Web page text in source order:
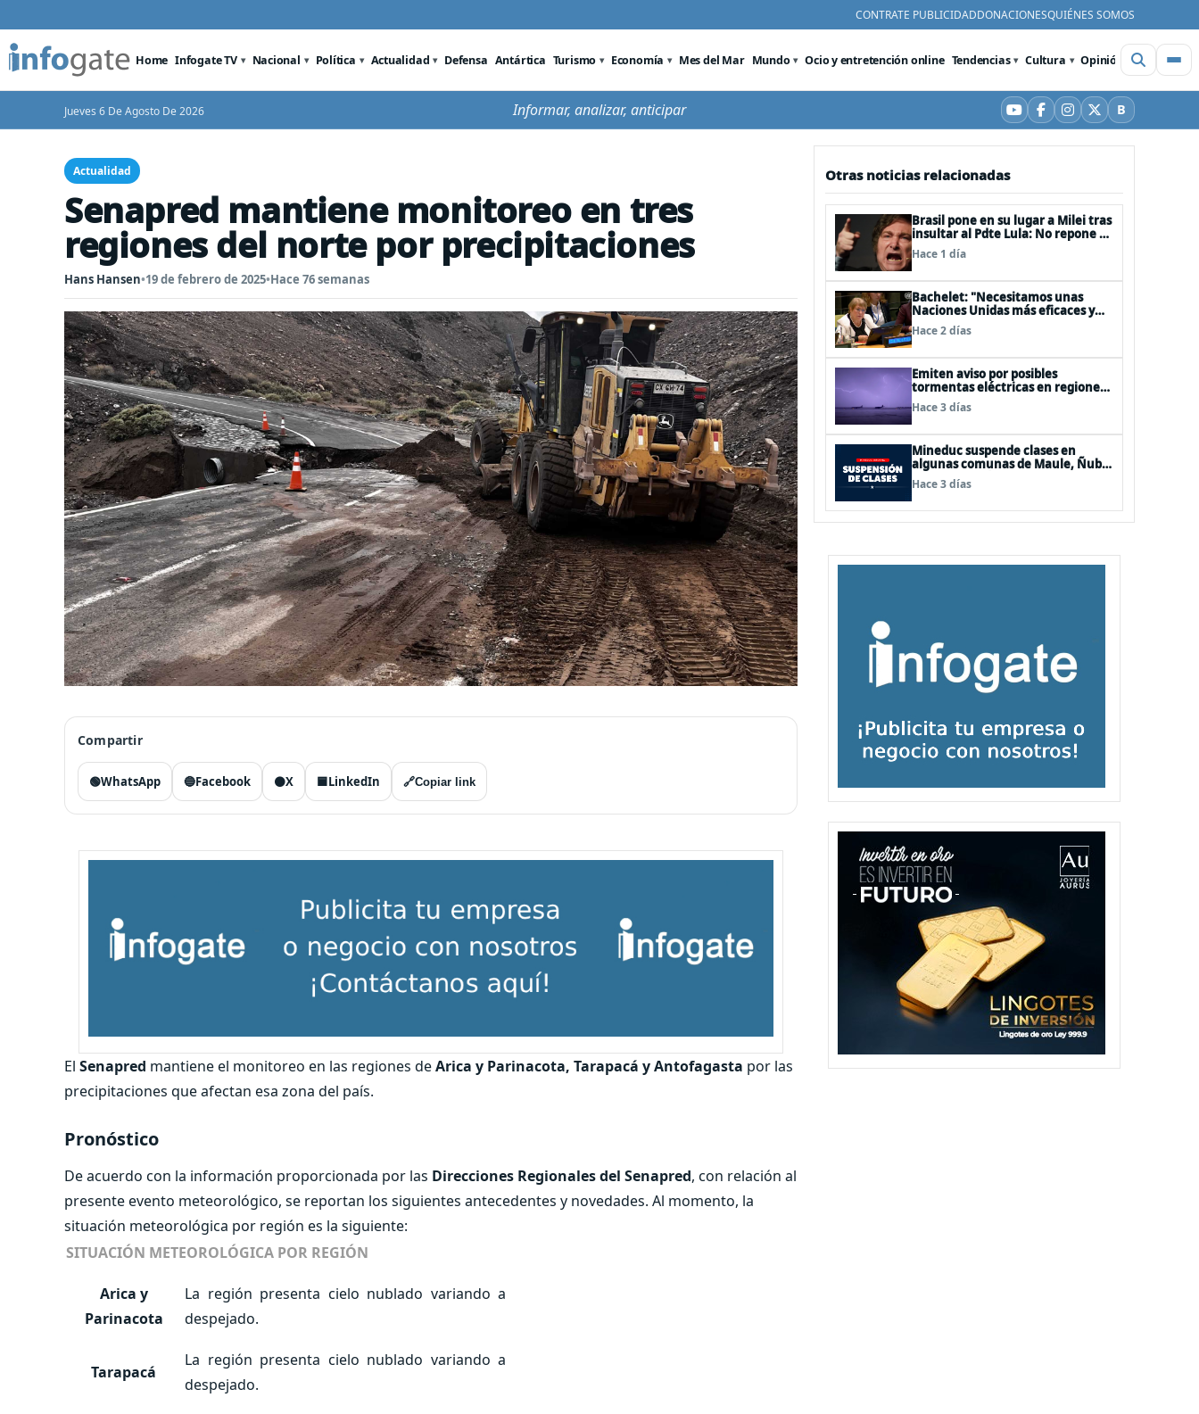
CONTRATE PUBLICIDADDONACIONESQUIÉNES SOMOS
Home Infogate TV Nacional Política Actualidad Defensa Antártica Turismo Economía Mes del Mar Mundo Ocio y entretención online Tendencias Cultura Opinión Videos
Jueves 6 De Agosto De 2026 Informar, analizar, anticipar YouTube
Facebook
Instagram
X BBluesky
Actualidad
Senapred mantiene monitoreo en tres
regiones del norte por precipitaciones
Hans Hansen•19 de febrero de 2025•Hace 76 semanas
Compartir
🟢WhatsApp 🔵Facebook ⚫X 🟦LinkedIn 🔗Copiar link
El Senapred mantiene el monitoreo en las regiones deArica y Parinacota, Tarapacá y Antofagasta por las
precipitaciones que afectan esa zona del país.
Pronóstico
De acuerdo con la información proporcionada por las Direcciones Regionales del Senapred, con relación al
presente evento meteorológico, se reportan los siguientes antecedentes y novedades. Al momento, la
situación meteorológica por región es la siguiente:
SITUACIÓN METEOROLÓGICA POR REGIÓN
Arica y
Parinacota
La región presenta cielo nublado variando a
despejado.
Tarapacá
La región presenta cielo nublado variando a
despejado.
Otras noticias relacionadas
Brasil pone en su lugar a Milei tras
insultar al Pdte Lula: No repone al
embajador en BBSS y rebaja la
relación bilateral
Hace 1 día
Bachelet: "Necesitamos unas
Naciones Unidas más eficaces y
cercanas a las personas"
Hace 2 días
Emiten aviso por posibles
tormentas eléctricas en regiones
de Los Lagos y Aysén
Hace 3 días
Mineduc suspende clases en
algunas comunas de Maule, Ñuble
y La Araucanía para este lunes
Hace 3 días